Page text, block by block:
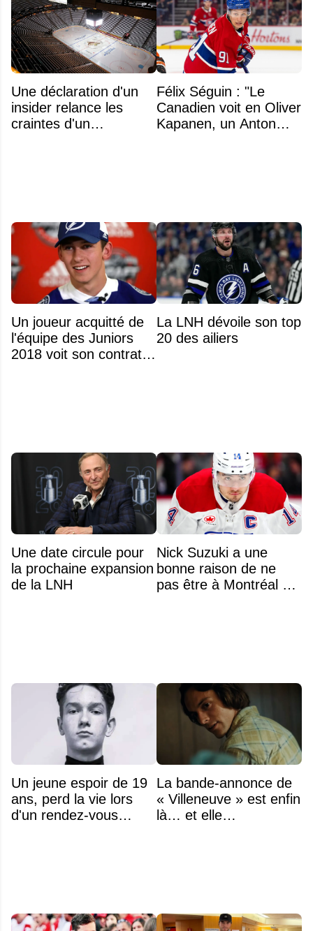
Une déclaration d'un
insider relance les
craintes d'un
Félix Séguin : "Le
Canadien voit en Oliver
Kapanen, un Anton
Un joueur acquitté de
l'équipe des Juniors
2018 voit son contrat
La LNH dévoile son top
20 des ailiers
Une date circule pour
la prochaine expansion
de la LNH
Nick Suzuki a une
bonne raison de ne
pas être à Montréal cet
Un jeune espoir de 19
ans, perd la vie lors
d'un rendez-vous
La bande-annonce de
« Villeneuve » est enfin
là… et elle